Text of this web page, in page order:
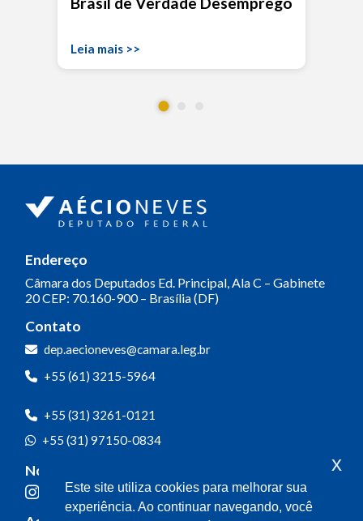
Leia mais >>
Endereço
Câmara dos Deputados Ed. Principal, Ala C – Gabinete
20CEP: 70.160-900 – Brasília (DF)
Contato
dep.aecioneves@camara.leg.br
+55 (61) 3215-5964
+55 (31) 3261-0121
+55 (31) 97150-0834
Nossas redes
Este site utiliza cookies para melhorar sua
experiência. Ao continuar navegando, você
x